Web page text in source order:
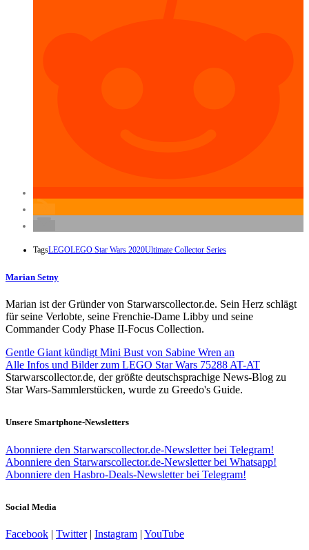
TagsLEGOLEGO Star Wars 2020Ultimate Collector Series
Marian Setny
Marian ist der Gründer von Starwarscollector.de. Sein Herz schlägt
für seine Verlobte, seine Frenchie-Dame Libby und seine
Commander Cody Phase II-Focus Collection.
Gentle Giant kündigt Mini Bust von Sabine Wren an
Alle Infos und Bilder zum LEGO Star Wars 75288 AT-AT
Starwarscollector.de, der größte deutschsprachige News-Blog zu
Star Wars-Sammlerstücken, wurde zu Greedo's Guide.
Unsere Smartphone-Newsletters
Abonniere den Starwarscollector.de-Newsletter bei Telegram!
Abonniere den Starwarscollector.de-Newsletter bei Whatsapp!
Abonniere den Hasbro-Deals-Newsletter bei Telegram!
Social Media
Facebook | Twitter| Instagram | YouTube